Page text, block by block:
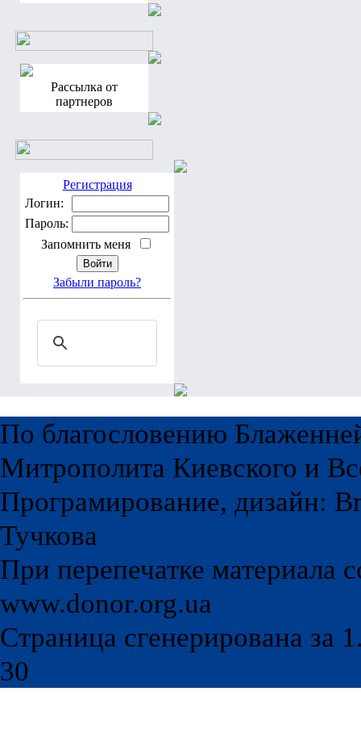
Рассылка от
партнеров
Регистрация
Логин:
Пароль:
Запомнить меня
Забыли пароль?
По благословению
Митрополита Киевского и
Програмирование, дизайн:
Тучкова
При перепечатке материала
www.donor.org.ua
Страница сгенерирована за
30